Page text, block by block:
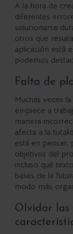
A la hora de
diferentes
solucionarse
otros que
aplicación está
podemos
Falta de
Muchas veces
empiece a
manera
afecta a la
está en pensar,
objetivos del
incluso qué
bases de la
modo más
Olvidar las